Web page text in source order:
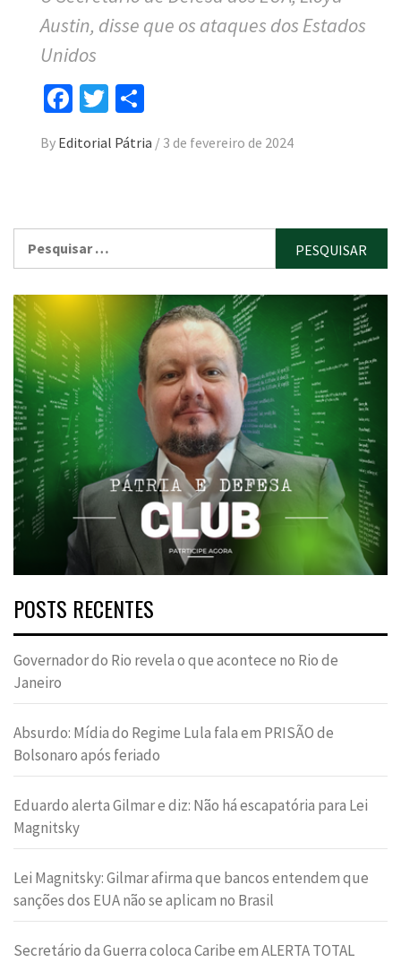
Austin, disse que os ataques dos Estados
Unidos
Facebook
Twitter
By Editorial Pátria / 3 de fevereiro de 2024
por:
POSTS RECENTES
Governador do Rio revela o que acontece no Rio de
Janeiro
Absurdo: Mídia do Regime Lula fala em PRISÃO de
Bolsonaro após feriado
Eduardo alerta Gilmar e diz: Não há escapatória para Lei
Magnitsky
Lei Magnitsky: Gilmar afirma que bancos entendem que
sanções dos EUA não se aplicam no Brasil
Secretário da Guerra coloca Caribe em ALERTA TOTAL